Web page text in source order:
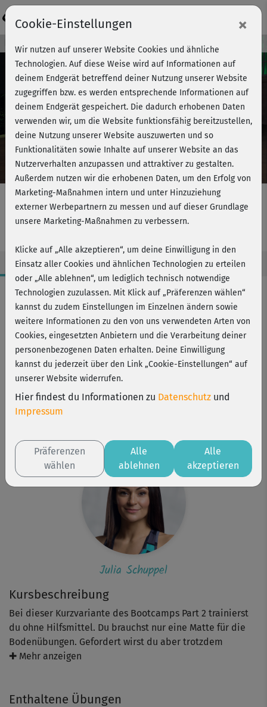
Play
Video
Kursvorschau - Jetzt mitmachen!
Bootcamp 2 - Kurzprogramm
Kursbeschreibung
Bei dieser Kurzvariante des Bootcamps Part 2 trainierst
du ohne Hilfsmittel. Du brauchst nur eine Matte für die
Bodenübungen. Gefordert wirst du aber trotzdem
maximal, denn Drill-Instructor Julia Schuppel und Co-
knackigen Intervalle aus Jumping Jacks, Burpees, Planks
✚ Mehr anzeigen
Enthaltene Übungen
Workout-Facts
mittelschwer
37 Min
227 kcal
Julia Schuppel
Cardio-Turbo
Julia Schuppel
Cookie-Einstellungen ×
Wir nutzen auf unserer Website Cookies und ähnliche
Technologien. Auf diese Weise wird auf Informationen auf
deinem Endgerät betreffend deiner Nutzung unserer Website
zugegriffen bzw. es werden entsprechende Informationen auf
deinem Endgerät gespeichert. Die dadurch erhobenen Daten
verwenden wir, um die Website funktionsfähig bereitzustellen,
deine Nutzung unserer Website auszuwerten und so
Funktionalitäten sowie Inhalte auf unserer Website an das
Nutzerverhalten anzupassen und attraktiver zu gestalten.
Außerdem nutzen wir die erhobenen Daten, um den Erfolg von
Marketing-Maßnahmen intern und unter Hinzuziehung
externer Werbepartnern zu messen und auf dieser Grundlage
unsere Marketing-Maßnahmen zu verbessern.
Klicke auf „Alle akzeptieren“, um deine Einwilligung in den
Einsatz aller Cookies und ähnlichen Technologien zu erteilen
oder „Alle ablehnen“, um lediglich technisch notwendige
Technologien zuzulassen. Mit Klick auf „Präferenzen wählen“
kannst du zudem Einstellungen im Einzelnen ändern sowie
weitere Informationen zu den von uns verwendeten Arten von
Cookies, eingesetzten Anbietern und die Verarbeitung deiner
personenbezogenen Daten erhalten. Deine Einwilligung
kannst du jederzeit über den Link „Cookie-Einstellungen“ auf
unserer Website widerrufen.
Hier findest du Informationen zu Datenschutz und
Impressum
Präferenzen
wählen
Alle
ablehnen
Alle
akzeptieren